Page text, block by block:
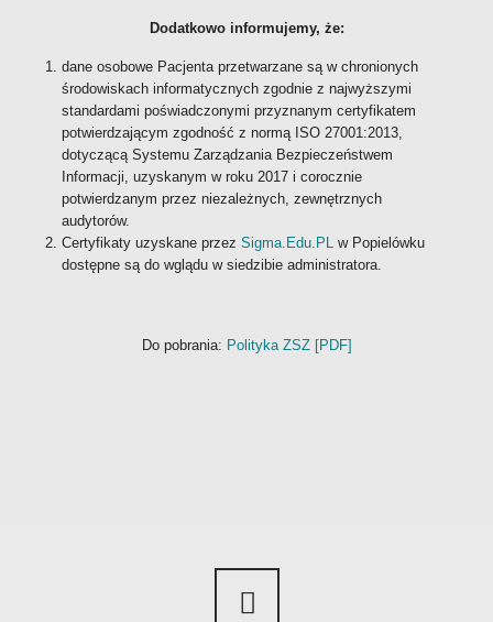
Dodatkowo informujemy, że:
dane osobowe Pacjenta przetwarzane są w chronionych
środowiskach informatycznych zgodnie z najwyższymi
standardami poświadczonymi przyznanym certyfikatem
potwierdzającym zgodność z normą ISO 27001:2013,
dotyczącą Systemu Zarządzania Bezpieczeństwem
Informacji, uzyskanym w roku 2017 i corocznie
potwierdzanym przez niezależnych, zewnętrznych
audytorów.
Certyfikaty uzyskane przezSigma.Edu.PL w Popielówku
dostępne są do wglądu w siedzibie administratora.
Do pobrania: Polityka ZSZ [PDF]